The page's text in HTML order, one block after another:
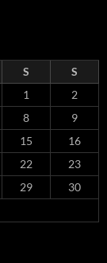
S
S
1
2
8
9
15
16
22
23
29
30